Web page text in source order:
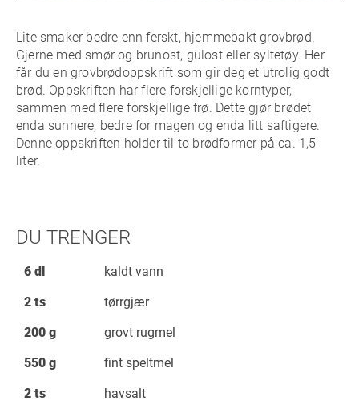
Lite smaker bedre enn ferskt, hjemmebakt grovbrød.
Gjerne med smør og brunost, gulost eller syltetøy. Her
får du en grovbrødoppskrift som gir deg et utrolig godt
brød. Oppskriften har flere forskjellige korntyper,
sammen med flere forskjellige frø. Dette gjør brødet
enda sunnere, bedre for magen og enda litt saftigere.
Denne oppskriften holder til to brødformer på ca. 1,5
liter.
DU TRENGER
6 dl
kaldt vann
2 ts
tørrgjær
200 g
grovt rugmel
550 g
fint speltmel
2 ts
havsalt